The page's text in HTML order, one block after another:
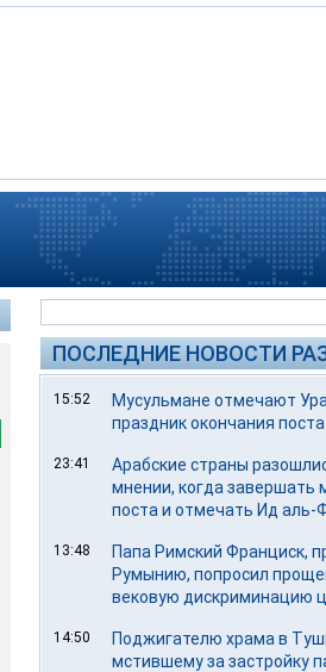
ПОСЛЕДНИЕ НОВОСТИ
15:52
Мусульмане отмечают
праздник окончания поста
23:41
Арабские страны
мнении, когда завершать
поста и отмечать Ид аль-
13:48
Папа Римский Франциск,
Румынию, попросил
вековую дискриминацию
14:50
Поджигателю храма в
мстившему за застройку